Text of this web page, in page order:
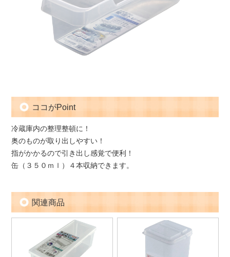
ココがPoint
冷蔵庫内の整理整頓に！
奥のものが取り出しやすい！
指がかかるので引き出し感覚で便利！
缶（３５０ｍｌ）４本収納できます。
関連商品